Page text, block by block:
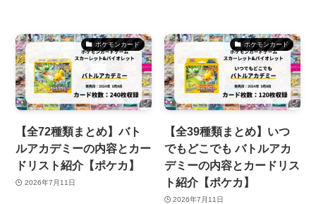
ポケモンカード
【全72種類まとめ】バト
ルアカデミーの内容とカー
ドリスト紹介【ポケカ】
2026年7月11日
ポケモンカード
【全39種類まとめ】いつ
でもどこでも バトルアカ
デミーの内容とカードリス
ト紹介【ポケカ】
2026年7月11日